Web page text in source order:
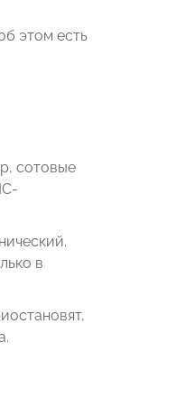
этом есть
сотовые
в